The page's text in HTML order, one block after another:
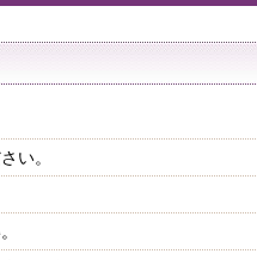
い。